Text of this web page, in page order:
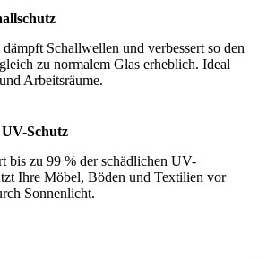
Schallwellen und verbessert so den
zu normalem Glas erheblich. Ideal
Arbeitsräume.
Schutz
bis zu 99 % der schädlichen UV-
Ihre Möbel, Böden und Textilien vor
Sonnenlicht.